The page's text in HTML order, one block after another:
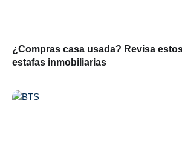
¿Compras casa usada? Revisa
estafas inmobiliarias